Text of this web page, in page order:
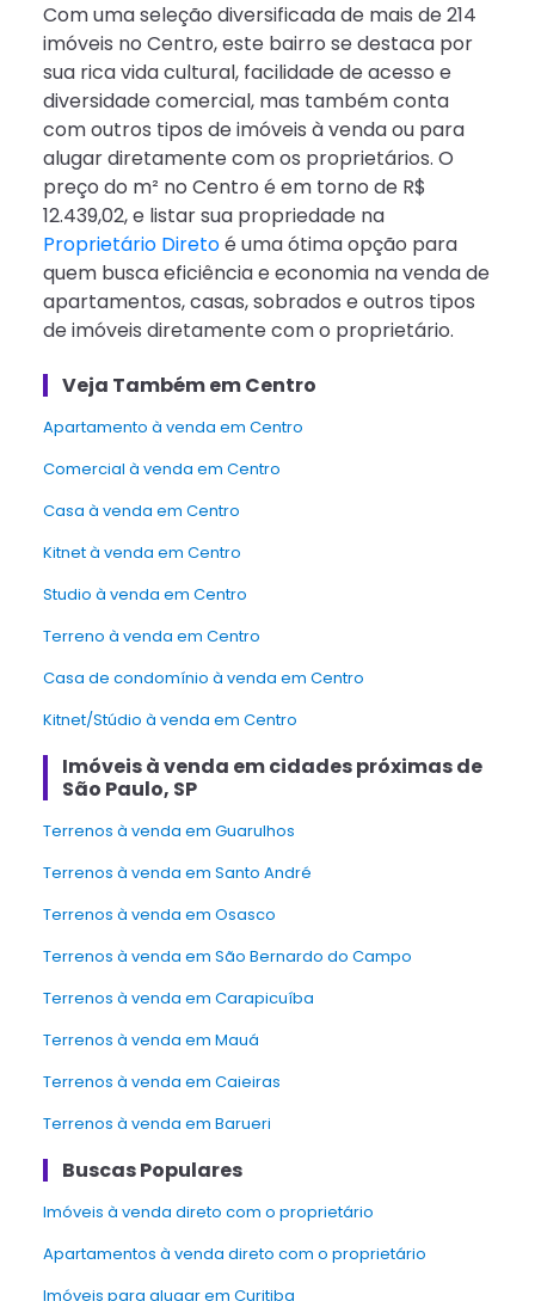
Com uma seleção diversificada de mais de 214
imóveis no Centro, este bairro se destaca por
sua rica vida cultural, facilidade de acesso e
diversidade comercial, mas também conta
com outros tipos de imóveis à venda ou para
alugar diretamente com os proprietários. O
preço do m² no Centro é em torno de R$
12.439,02, e listar sua propriedade na
Proprietário Diretoé uma ótima opção para
quem busca eficiência e economia na venda de
apartamentos, casas, sobrados e outros tipos
de imóveis diretamente com o proprietário.
Veja Também em Centro
apartamento à venda em Centro
Comercial à venda em Centro
Casa à venda em Centro
kitnet à venda em Centro
Studio à venda em Centro
Terreno à venda em Centro
Casa de condomínio à venda em Centro
Kitnet/Stúdio à venda em Centro
Imóveis à venda em cidades próximas de
São Paulo, SP
Terrenos à venda em Guarulhos
Terrenos à venda em Santo André
Terrenos à venda em Osasco
Terrenos à venda em São Bernardo do Campo
Terrenos à venda em Carapicuíba
Terrenos à venda em Mauá
Terrenos à venda em Caieiras
Terrenos à venda em Barueri
Buscas Populares
Imóveis à venda direto com o proprietário
Apartamentos à venda direto com o proprietário
Imóveis para alugar em Curitiba